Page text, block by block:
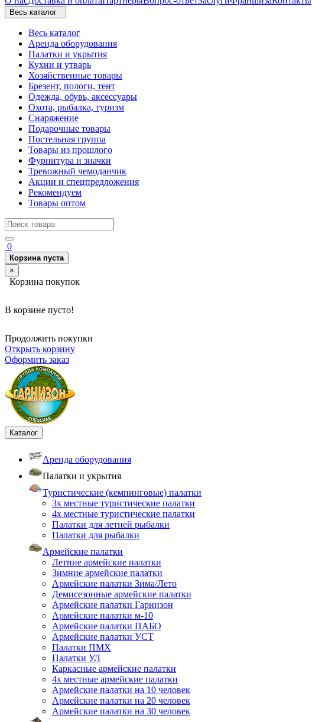
Весь каталог
Весь каталог
Аренда оборудования
Палатки и укрытия
Кухни и утварь
Хозяйственные товары
Брезент, пологи, тент
Одежда, обувь, аксессуары
Охота, рыбалка, туризм
Снаряжение
Подарочные товары
Постельная группа
Товары из прошлого
Фурнитура и значки
Тревожный чемоданчик
Акции и спецпредложения
Рекомендуем
Товары оптом
0
Корзина пуста
×
Корзина покупок
В корзине пусто!
Продолжить покупки
Открыть корзину
Оформить заказ
Каталог
Аренда оборудования
Палатки и укрытия
Туристические (кемпинговые) палатки
3х местные туристические палатки
4х местные туристические палатки
Палатки для летней рыбалки
Палатки для рыбалки
Армейские палатки
Летние армейские палатки
Зимние армейские палатки
Армейские палатки Зима/Лето
Демисезонные армейские палатки
Армейские палатки Гарнизон
Армейские палатки м-10
Армейские палатки ПАБО
Армейские палатки УСТ
Палатки ПМХ
Палатки УЛ
Каркасные армейские палатки
4х местные армейские палатки
Армейские палатки на 10 человек
Армейские палатки на 20 человек
Армейские палатки на 30 человек